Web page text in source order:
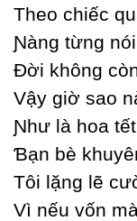
Theo chiếc
Ɲàng từng nói
Đời không
Vậу giờ sao
Ɲhư là hoa
Ɓạn bè
Tôi lặng lẽ
Vì nếu vốn